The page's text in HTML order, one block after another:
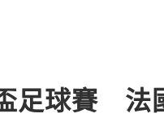
足球賽 法